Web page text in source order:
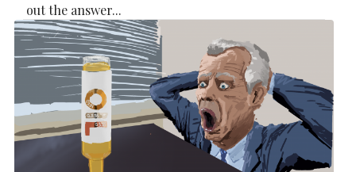
out the answer...